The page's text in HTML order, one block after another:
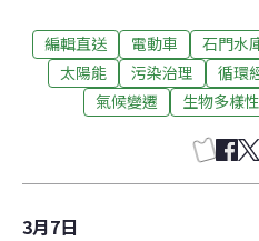
編輯直送 電動車 石門水
太陽能
污染治理 循環
氣候變遷
生物多樣性
3月7日